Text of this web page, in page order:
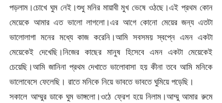
পড়লাম।চোখে ঘুম নেই।শুধু মনির মায়াবী মুখ ভেষে ওঠছে।এই প্রথম কোন
মেয়েকে আমার এত ভালো লাগলো।এর আগে কোনো মেয়ের জন্য এতটা
ভালোলাগা মনের মধ্যে কাজ করেনি।আমি সবসময় স্বপ্নে এমন একটা
মেয়েকেই দেখেছি।নিজের কাছের মানুষ হিসেবে এমন একটা মেয়েকেই
চেয়েছি।আমি জানিনা প্রথম দেখাতে ভালোবাসা হয় কীনা তবে আমি মনিকে
ভালোবেসে ফেলেছি। রাতে মনিকে নিয়ে ভাবতে ভাবতে ঘুমিয়ে পড়েছি।
সকালে আম্মুর ডাকে ঘুম ভাঙ্গলো।ওঠে ফ্রেশ হয়ে নিলাম।আম্মু আমার রুমে